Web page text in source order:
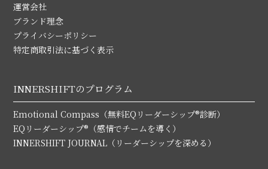
運営会社
ブランド理念
プライバシーポリシー
特定商取引法に基づく表示
INNERSHIFTのプログラム
Emotional Compass（無料EQリーダーシップ®診断）
EQリーダーシップ®（感情でチームを導く）
INNERSHIFT JOURNAL（リーダーシップを深める）